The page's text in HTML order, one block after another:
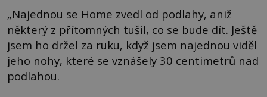
„Najednou se Home zvedl od podlahy, aniž
některý z přítomných tušil, co se bude dít. Ještě
jsem ho držel za ruku, když jsem najednou viděl
jeho nohy, které se vznášely 30 centimetrů nad
podlahou.